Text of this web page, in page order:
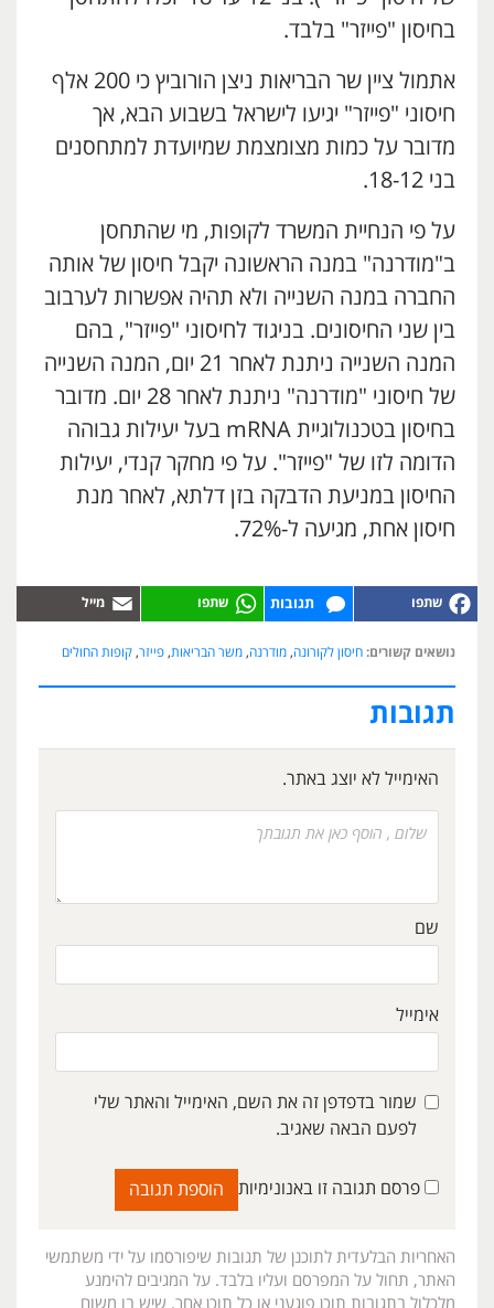
בחיסון "פייזר" בלבד.
אתמול ציין שר הבריאות ניצן הורוביץ כי 200 אלף
חיסוני "פייזר" יגיעו לישראל בשבוע הבא, אך
מדובר על כמות מצומצמת שמיועדת למתחסנים
בני 18-12.
על פי הנחיית המשרד לקופות, מי שהתחסן
ב"מודרנה" במנה הראשונה יקבל חיסון של אותה
החברה במנה השנייה ולא תהיה אפשרות לערבוב
בין שני החיסונים. בניגוד לחיסוני "פייזר", בהם
המנה השנייה ניתנת לאחר 21 יום, המנה השנייה
של חיסוני "מודרנה" ניתנת לאחר 28 יום. מדובר
בחיסון בטכנולוגיית mRNA בעל יעילות גבוהה
הדומה לזו של "פייזר". על פי מחקר קנדי, יעילות
החיסון במניעת הדבקה בזן דלתא, לאחר מנת
חיסון אחת, מגיעה ל-72%.
תגובות
נושאים קשורים: חיסון לקורונה, מודרנה, משר הבריאות, פייזר, קופות החולים
תגובות
האימייל לא יוצג באתר.
שם
אימייל
שמור בדפדפן זה את השם, האימייל והאתר שלי
לפעם הבאה שאגיב.
פרסם תגובה זו באנונימיות
האחריות הבלעדית לתוכנן של תגובות שיפורסמו על ידי משתמשי
האתר, תחול על המפרסם ועליו בלבד. על המגיבים להימנע
מלכלול בתגובות תוכן פוגעני או כל תוכן אחר, שיש בו משום